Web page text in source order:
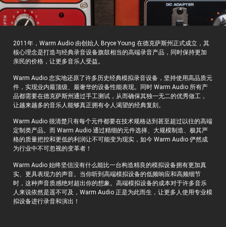
2011年，Warm Audio 由创始人 Bryce Young 在德克萨斯州正式成立，其
核心理念是打造与经典录音设备旗鼓相当的高端录音产品，同时保持更加
亲民的价格，让更多音乐人受益。
Warm Audio 忠实地还原了许多历史经典模拟录音设备，坚持使用高品质元
件，实现业内最顶级、最奢华的设备性能表现。同时 Warm Audio 所有产
品都需要在德克萨斯州通过手工测试，从而确保其独一无二的优秀做工，
让越来越多的音乐人能够真正拥有令人渴望的经典复刻。
Warm Audio 很清楚只有每个元件都要在技术规格达到甚至超过以往的高端
定制类产品。而 Warm Audio 通过精细的元件选择、大规模制造、极其严
格的质量把控和更低的利润让不可能变为现实，如今 Warm Audio 俨然成
为行业中不可忽视的变革者！
Warm Audio 始终坚信没有什么能比一台构造精良的模拟设备拥有更加真
实、更具表现力的声音。当你听到高端模拟设备的低频响应和高频细节
时，这种声音质感绝对超出你的想象。高端模拟设备的成本对于许多音乐
人来说依然是遥不可及，Warm Audio 正是为此而生，让更多人使用专业模
拟设备进行录音和演出！